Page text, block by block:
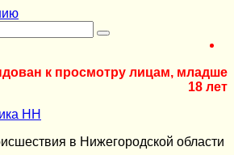
к просмотру лицам, младше
18 лет
НН
в Нижегородской области